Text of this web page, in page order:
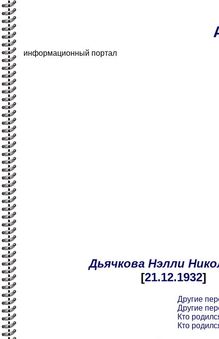
информационный портал
Дьячкова Нэлли
[21.12.1932]
Другие
Другие
Кто
Кто